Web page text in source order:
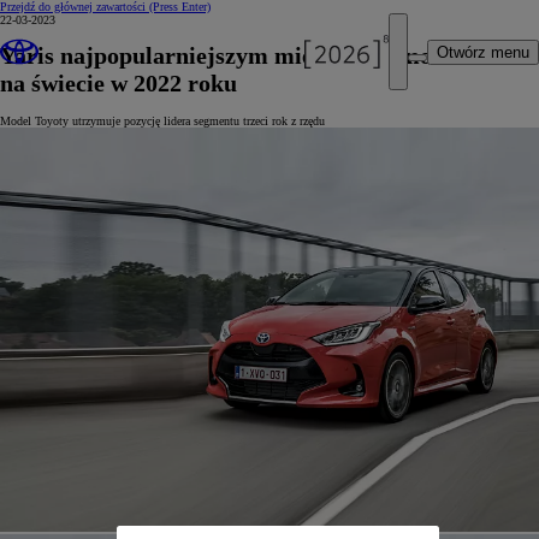
Przejdź do głównej zawartości (Press Enter)
Otwórz menu
22-03-2023
Yaris najpopularniejszym miejskim samochodem
na świecie w 2022 roku
Model Toyoty utrzymuje pozycję lidera segmentu trzeci rok z rzędu